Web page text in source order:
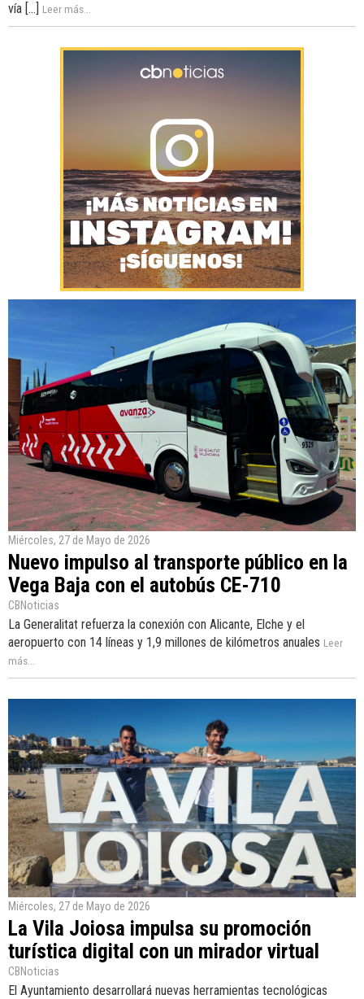
vía [...] Leer más...
Miércoles, 27 de Mayo de 2026
Nuevo impulso al transporte público en la
Vega Baja con el autobús CE-710
CBNoticias
La Generalitat refuerza la conexión con Alicante, Elche y el
aeropuerto con 14 líneas y 1,9 millones de kilómetros anuales Leer
más...
Miércoles, 27 de Mayo de 2026
La Vila Joiosa impulsa su promoción
turística digital con un mirador virtual
CBNoticias
El Ayuntamiento desarrollará nuevas herramientas tecnológicas